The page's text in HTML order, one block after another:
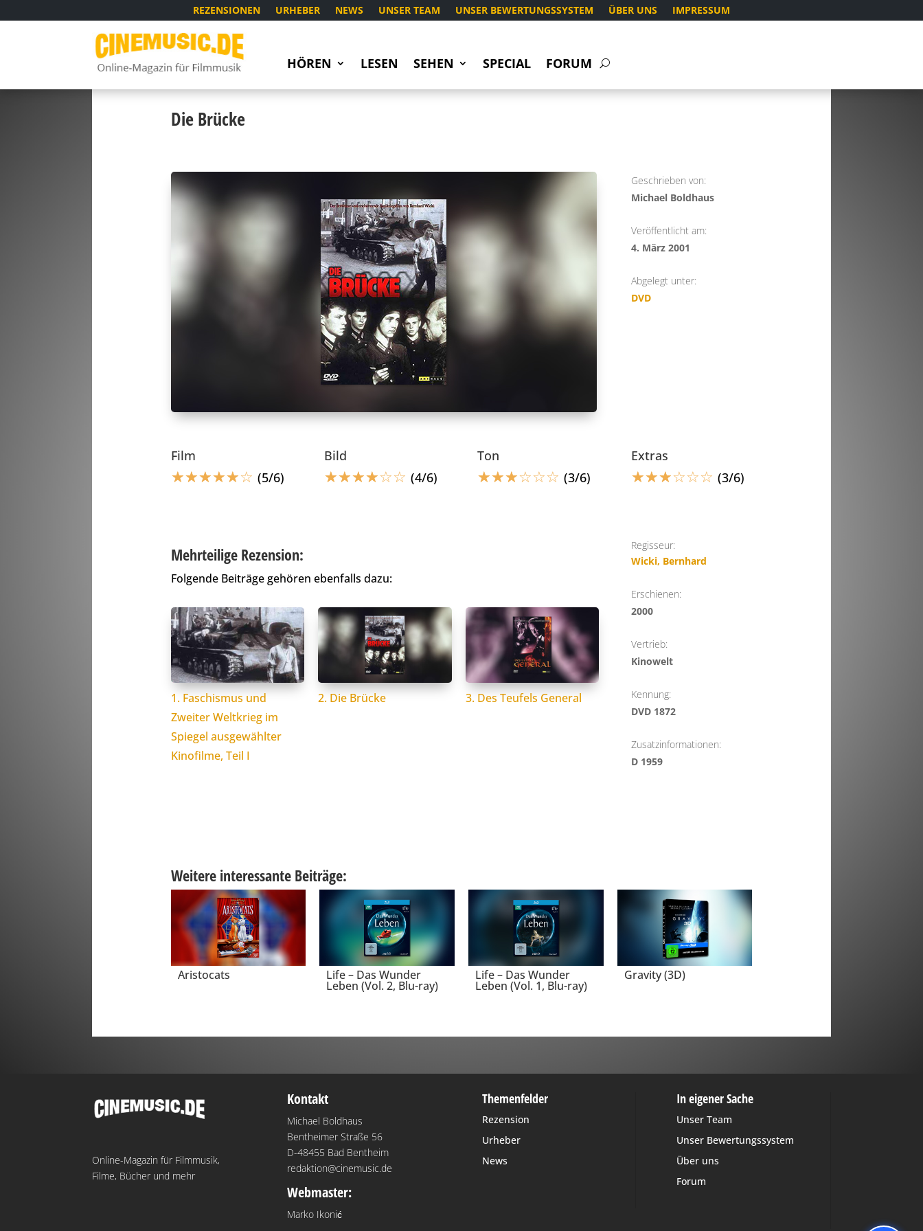
REZENSIONEN URHEBER NEWS UNSER TEAM UNSER BEWERTUNGSSYSTEM ÜBER UNS IMPRESSUM
HÖREN LESEN SEHEN SPECIAL FORUM
Die Brücke
Geschrieben von:
Michael Boldhaus
Veröffentlicht am:
4. März 2001
Abgelegt unter:
DVD
Film
☆☆☆☆☆☆ (5/6)
Bild
☆☆☆☆☆☆ (4/6)
Ton
☆☆☆☆☆☆ (3/6)
Extras
☆☆☆☆☆☆ (3/6)
Mehrteilige Rezension:
Folgende Beiträge gehören ebenfalls dazu:
1. Faschismus und
Zweiter Weltkrieg im
Spiegel ausgewählter
Kinofilme, Teil I
2. Die Brücke 3. Des Teufels General
Regisseur:
Wicki, Bernhard
Erschienen:
2000
Vertrieb:
Kinowelt
Kennung:
DVD 1872
Zusatzinformationen:
D 1959
Weitere interessante Beiträge:
Aristocats Life – Das Wunder
Leben (Vol. 2, Blu-ray)
Life – Das Wunder
Leben (Vol. 1, Blu-ray)
Gravity (3D)
Online-Magazin für Filmmusik,
Filme, Bücher und mehr
Kontakt
Michael Boldhaus
Bentheimer Straße 56
D-48455 Bad Bentheim
redaktion@cinemusic.de
Webmaster:
Marko Ikonić
Themenfelder
Rezension
Urheber
News
In eigener Sache
Unser Team
Unser Bewertungssystem
Über uns
Forum